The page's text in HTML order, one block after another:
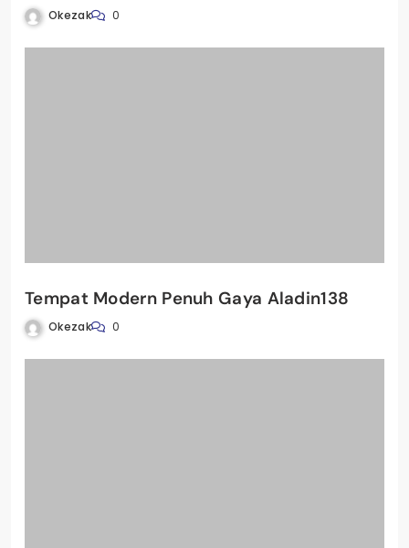
Okezak 0
Tempat Modern Penuh Gaya Aladin138
Okezak 0